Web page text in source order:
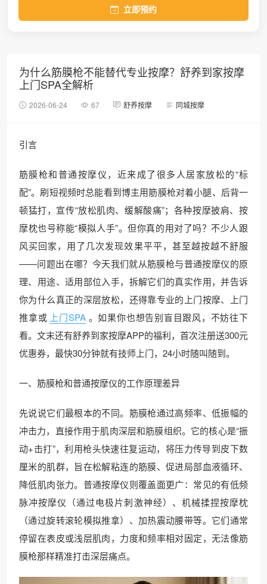
立即预约
为什么筋膜枪不能替代专业按摩？舒养到家按摩
上门SPA全解析
2026-06-24 67 舒养按摩 同城按摩
引言
筋膜枪和普通按摩仪，近来成了很多人居家放松的“标
配”。刷短视频时总能看到博主用筋膜枪对着小腿、后背一
顿猛打，宣传“放松肌肉、缓解酸痛”；各种按摩披肩、按
摩枕也号称能“模拟人手”。但你真的用对了吗？不少人跟
风买回家，用了几次发现效果平平，甚至越按越不舒服
——问题出在哪？今天我们就从筋膜枪与普通按摩仪的原
理、用途、适用部位入手，拆解它们的真实作用，并告诉
你为什么真正的深层放松，还得靠专业的上门按摩、上门
推拿或 上门SPA 。如果你也想告别盲目跟风，不妨往下
看。文末还有舒养到家按摩APP的福利，首次注册送300元
优惠券，最快30分钟就有技师上门，24小时随叫随到。
一、筋膜枪和普通按摩仪的工作原理差异
先说说它们最根本的不同。筋膜枪通过高频率、低振幅的
冲击力，直接作用于肌肉深层和筋膜组织。它的核心是“振
动+击打”，利用枪头快速往复运动，将压力传导到皮下数
厘米的肌群，旨在松解粘连的筋膜、促进局部血液循环、
降低肌肉张力。普通按摩仪则覆盖面更广：常见的有低频
脉冲按摩仪（通过电极片刺激神经）、机械揉捏按摩枕
（通过旋转滚轮模拟推拿）、加热震动腰带等。它们通常
停留在表皮或浅层肌肉，力度和频率相对固定，无法像筋
膜枪那样精准打击深层痛点。